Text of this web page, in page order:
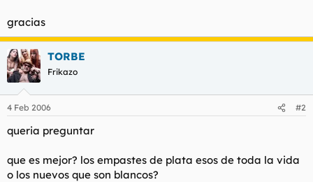
gracias
TORBE
Frikazo
4 Feb 2006 #2
queria preguntar
que es mejor? los empastes de plata esos de toda la vida
o los nuevos que son blancos?